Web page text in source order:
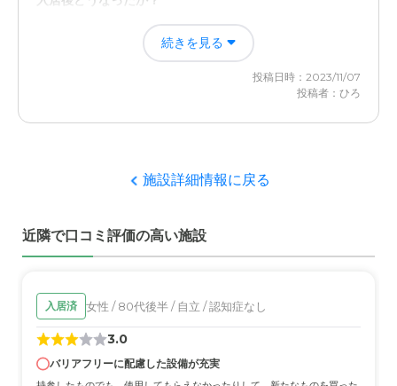
でまったく問題はありませんでした。
当然元々見込んでる費用ではないので満足ではない。なる
それぞれの負担が軽くなった。 もともと人との交流が好
きで、人付き合いも良かった本人が、元気を取り戻し、も
との明るい性格に戻った
職員・スタッフ・他入居者の雰囲気について
入居者の方たちも穏やかな雰囲気で、全体的に居心地良さ
そう。
外観・内装・居室・設備について
変に派手さはなく、品があり、立派で、とてもきれい。
のびのびとした空間で自由度もあり、楽しく過ごせそう。
続きを見る
投稿日時：2023/11/07
投稿者：ひろ
施設詳細情報に戻る
近隣で口コミ評価の高い施設
入居済 女性 / 80代後半 / 自立 / 認知症なし
3.0
バリアフリーに配慮した設備が充実